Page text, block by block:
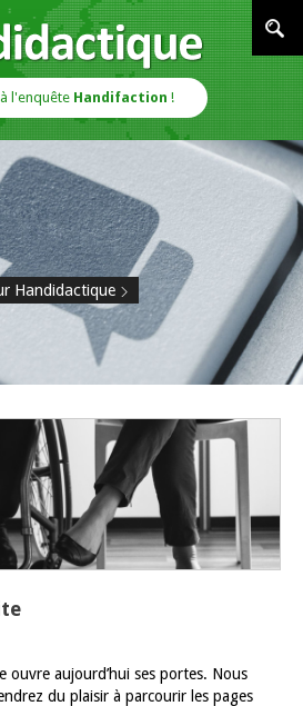
l'enquête Handifaction !
Handidactique
ouvre aujourd’hui ses portes. Nous
du plaisir à parcourir les pages